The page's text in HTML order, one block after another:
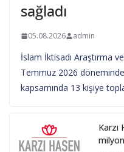
sağladı
05.08.2026 admin
İslam İktisadı Araştırma
Temmuz 2026
kapsamında 13 kişiye
Karzı